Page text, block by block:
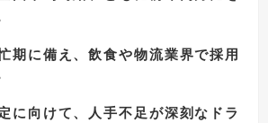
期に備え、飲食や物流業界で採用
に向けて、人手不足が深刻なドラ